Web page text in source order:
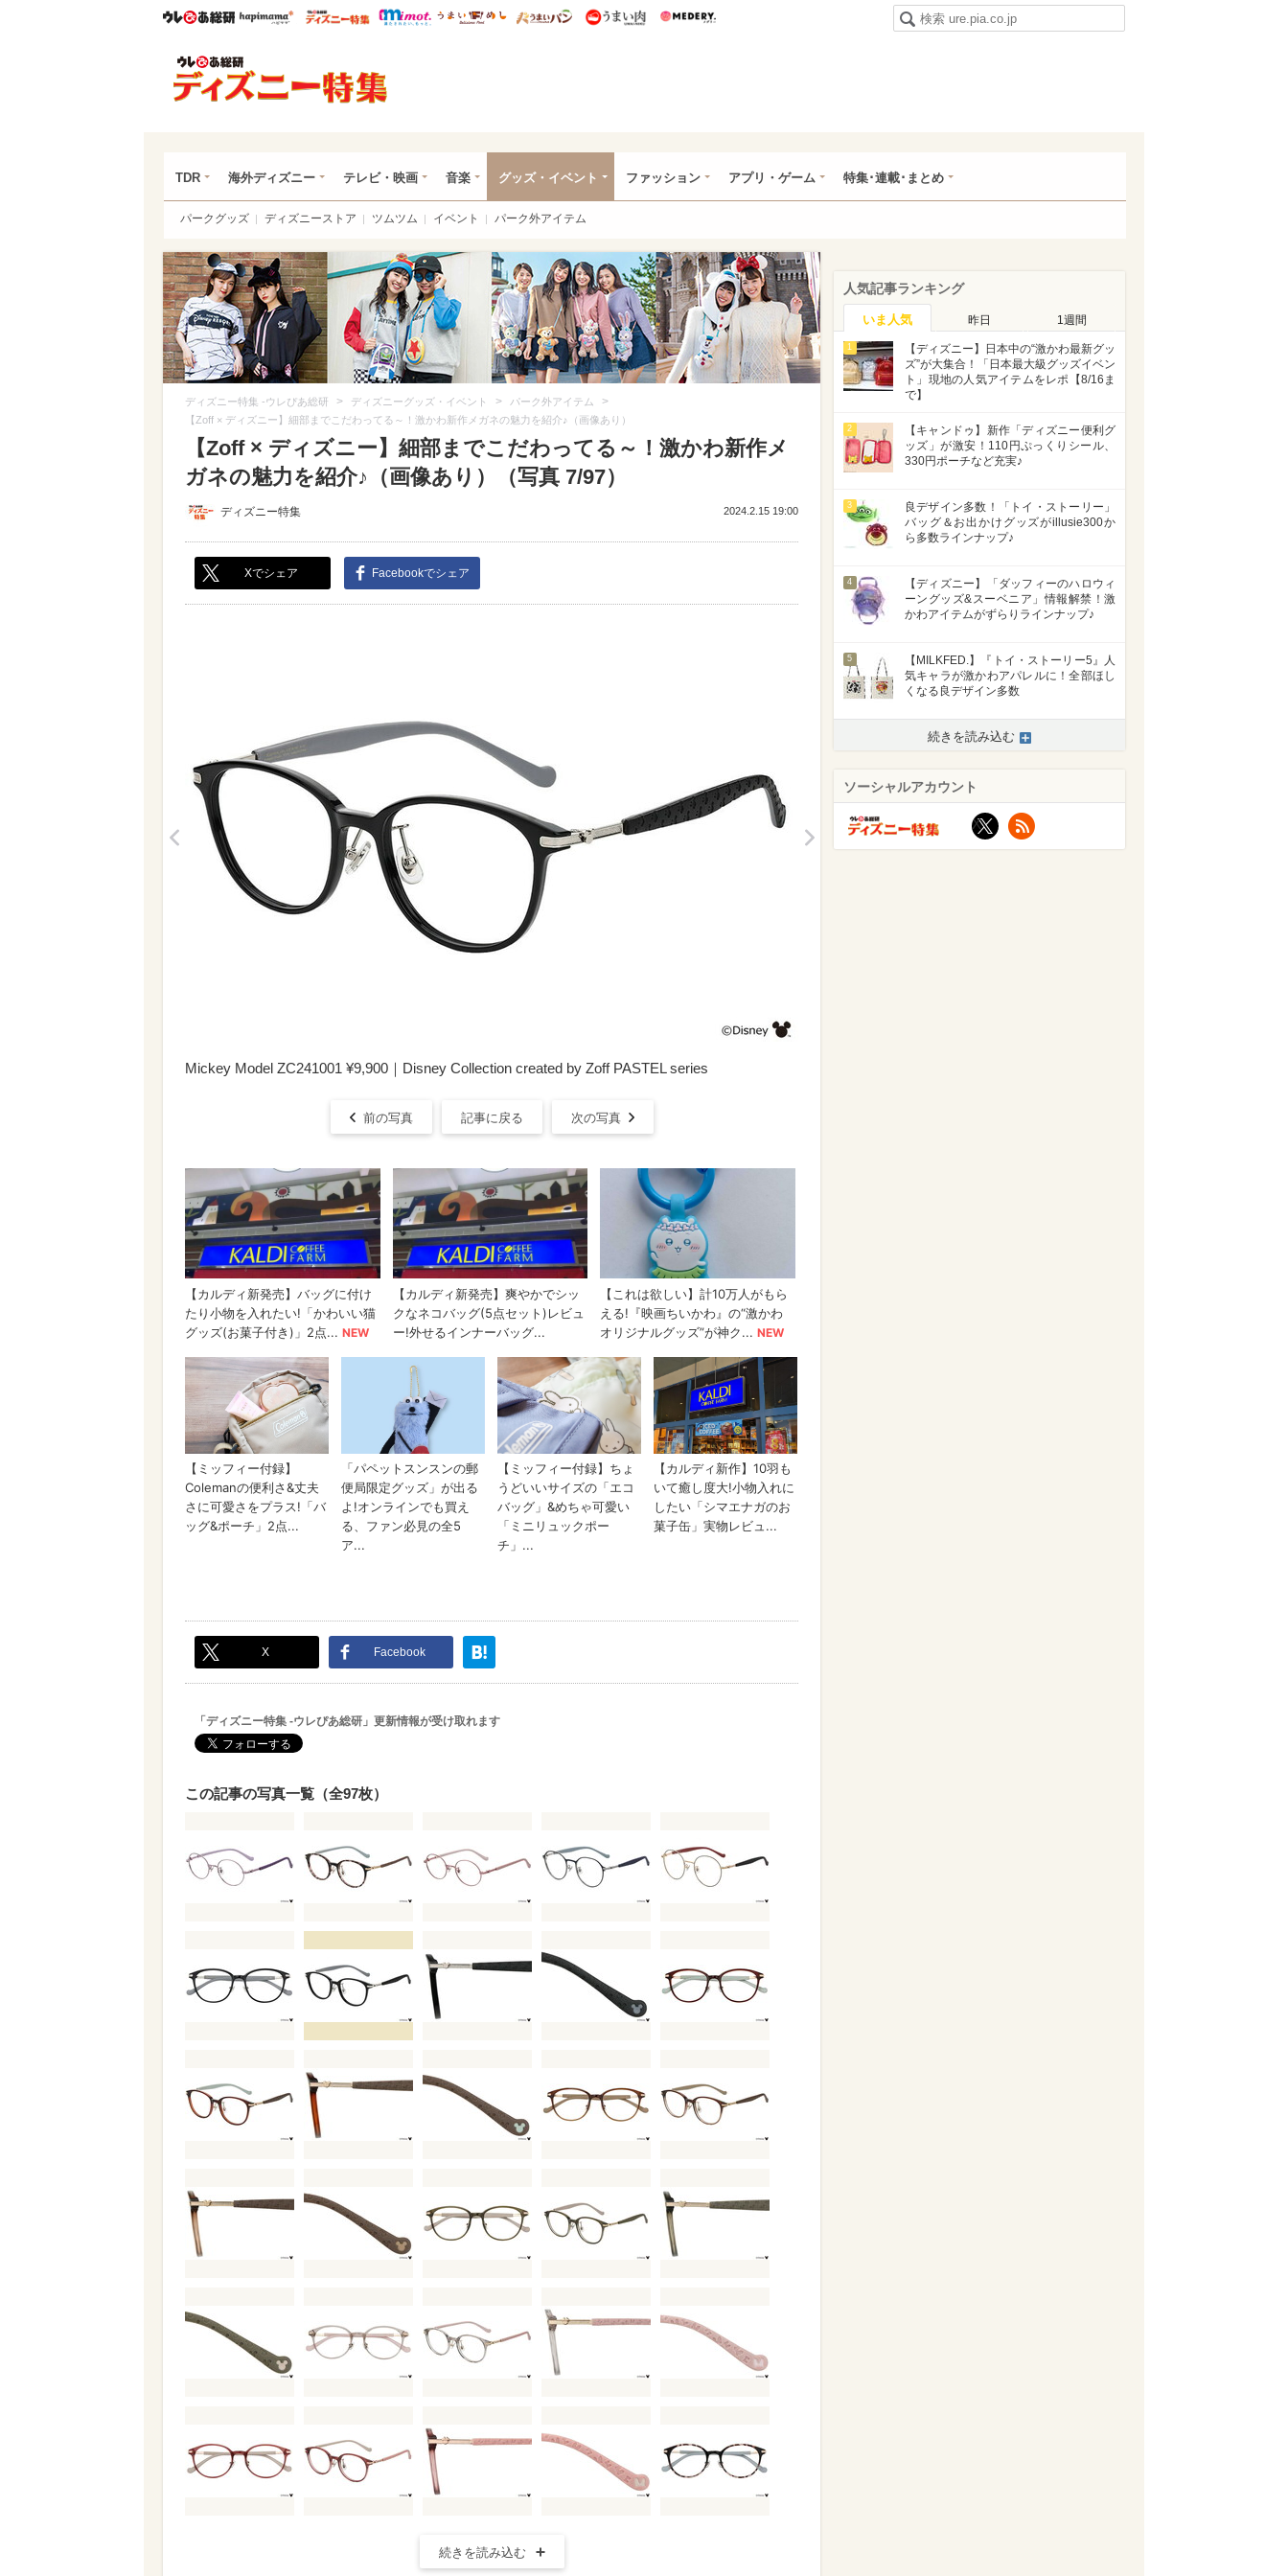
ウレぴあ総研ハピママ* ウレぴあ総研 ディズニー特集
mimot. うまいめし うまいパン うまい肉
TDR 海外ディズニー テレビ・映画 音楽 グッズ・イベント ファッション アプリ・ゲーム 特集･連載･まとめ
パークグッズ ディズニーストア ツムツム イベント パーク外アイテム
ディズニー特集 -ウレぴあ総研 > ディズニーグッズ・イベント > パーク外アイテム >
【Zoff × ディズニー】細部までこだわってる～！激かわ新作メガネの魅力を紹介♪（画像あり）
【Zoff × ディズニー】細部までこだわってる～！激かわ新作メ
ガネの魅力を紹介♪（画像あり）（写真 7/97）
ディズニー特集 2024.2.15 19:00
Xでシェア Facebookでシェア
>
Mickey Model ZC241001 ¥9,900｜Disney Collection created by Zoff PASTEL series
前の写真 記事に戻る 次の写真
X Facebook
「ディズニー特集 -ウレぴあ総研」更新情報が受け取れます
この記事の写真一覧（全97枚）
続きを読み込む
人気記事ランキング
いま人気 昨日 1週間
1
【ディズニー】日本中の“激かわ最新グッ
ズ”が大集合！「日本最大級グッズイベン
ト」現地の人気アイテムをレポ【8/16ま
で】
2
【キャンドゥ】新作「ディズニー便利グ
ッズ」が激安！110円ぷっくりシール、
330円ポーチなど充実♪
3
良デザイン多数！「トイ・ストーリー」
バッグ＆お出かけグッズがillusie300か
ら多数ラインナップ♪
4
【ディズニー】「ダッフィーのハロウィ
ーングッズ&スーベニア」情報解禁！激
かわアイテムがずらりラインナップ♪
5
【MILKFED.】『トイ・ストーリー5』人
気キャラが激かわアパレルに！全部ほし
くなる良デザイン多数
続きを読み込む
ソーシャルアカウント
X